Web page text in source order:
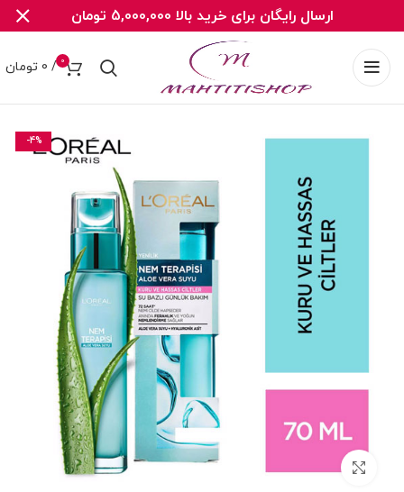
0
/
0 تومان
-4%
بزرگنمایی تصویر
ارسال رایگان برای خرید بالا 5,000,000 تومان